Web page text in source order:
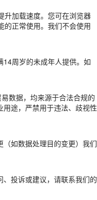
升加载速度。您可在浏览器
的正常使用。我们不会使用
周岁的未成年人提供。如
数据，均来源于合法合规的
途，严禁用于违法、歧视性
如数据处理目的变更）我们
投诉或建议，请联系我们的